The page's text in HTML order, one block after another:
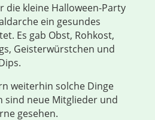
die kleine Halloween-Party
ein gesundes
Es gab Obst, Rohkost,
Geisterwürstchen und
weiterhin solche Dinge
sind neue Mitglieder und
gesehen.